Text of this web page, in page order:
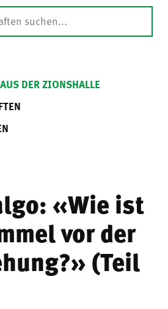
DER ZIONSHALLE
«Wie ist
vor der
(Teil